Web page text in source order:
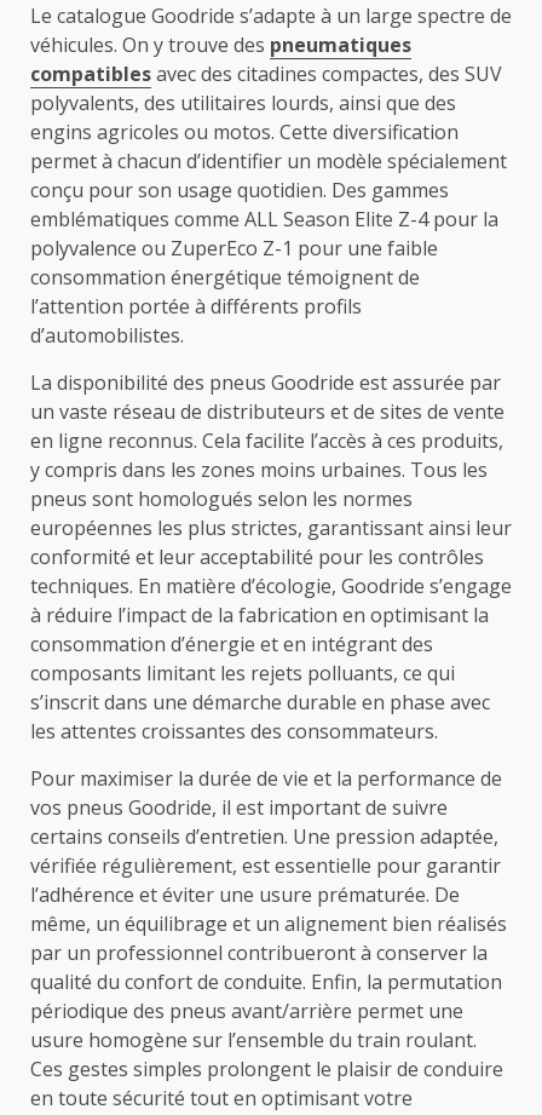
Le catalogue Goodride s’adapte à un large spectre de
véhicules. On y trouve des pneumatiques
compatiblesavec des citadines compactes, des SUV
polyvalents, des utilitaires lourds, ainsi que des
engins agricoles ou motos. Cette diversification
permet à chacun d’identifier un modèle spécialement
conçu pour son usage quotidien. Des gammes
emblématiques comme ALL Season Elite Z-4 pour la
polyvalence ou ZuperEco Z-1 pour une faible
consommation énergétique témoignent de
l’attention portée à différents profils
d’automobilistes.
La disponibilité des pneus Goodride est assurée par
un vaste réseau de distributeurs et de sites de vente
en ligne reconnus. Cela facilite l’accès à ces produits,
y compris dans les zones moins urbaines. Tous les
pneus sont homologués selon les normes
européennes les plus strictes, garantissant ainsi leur
conformité et leur acceptabilité pour les contrôles
techniques. En matière d’écologie, Goodride s’engage
à réduire l’impact de la fabrication en optimisant la
consommation d’énergie et en intégrant des
composants limitant les rejets polluants, ce qui
s’inscrit dans une démarche durable en phase avec
les attentes croissantes des consommateurs.
Pour maximiser la durée de vie et la performance de
vos pneus Goodride, il est important de suivre
certains conseils d’entretien. Une pression adaptée,
vérifiée régulièrement, est essentielle pour garantir
l’adhérence et éviter une usure prématurée. De
même, un équilibrage et un alignement bien réalisés
par un professionnel contribueront à conserver la
qualité du confort de conduite. Enfin, la permutation
périodique des pneus avant/arrière permet une
usure homogène sur l’ensemble du train roulant.
Ces gestes simples prolongent le plaisir de conduire
en toute sécurité tout en optimisant votre